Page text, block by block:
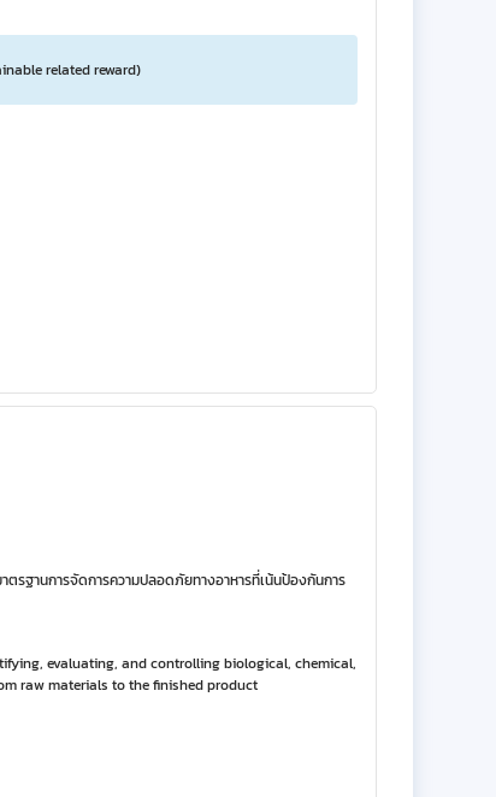
related reward)
ตรฐานการจัดการความปลอดภัยทางอาหารที่เน้นป้องกันการ
evaluating, and controlling biological, chemical,
raw materials to the finished product